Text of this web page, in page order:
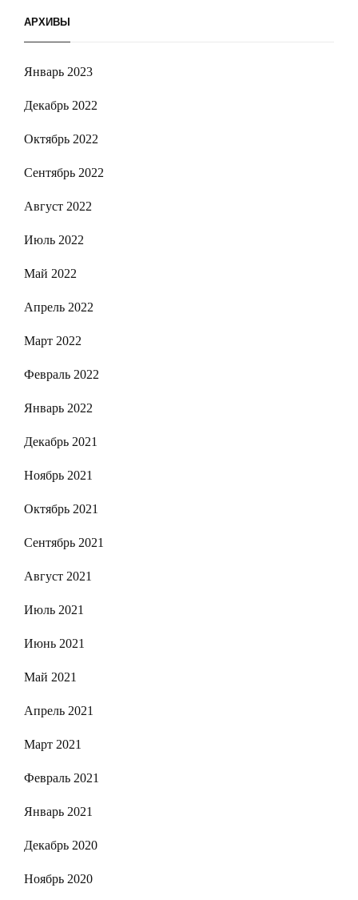
АРХИВЫ
Январь 2023
Декабрь 2022
Октябрь 2022
Сентябрь 2022
Август 2022
Июль 2022
Май 2022
Апрель 2022
Март 2022
Февраль 2022
Январь 2022
Декабрь 2021
Ноябрь 2021
Октябрь 2021
Сентябрь 2021
Август 2021
Июль 2021
Июнь 2021
Май 2021
Апрель 2021
Март 2021
Февраль 2021
Январь 2021
Декабрь 2020
Ноябрь 2020